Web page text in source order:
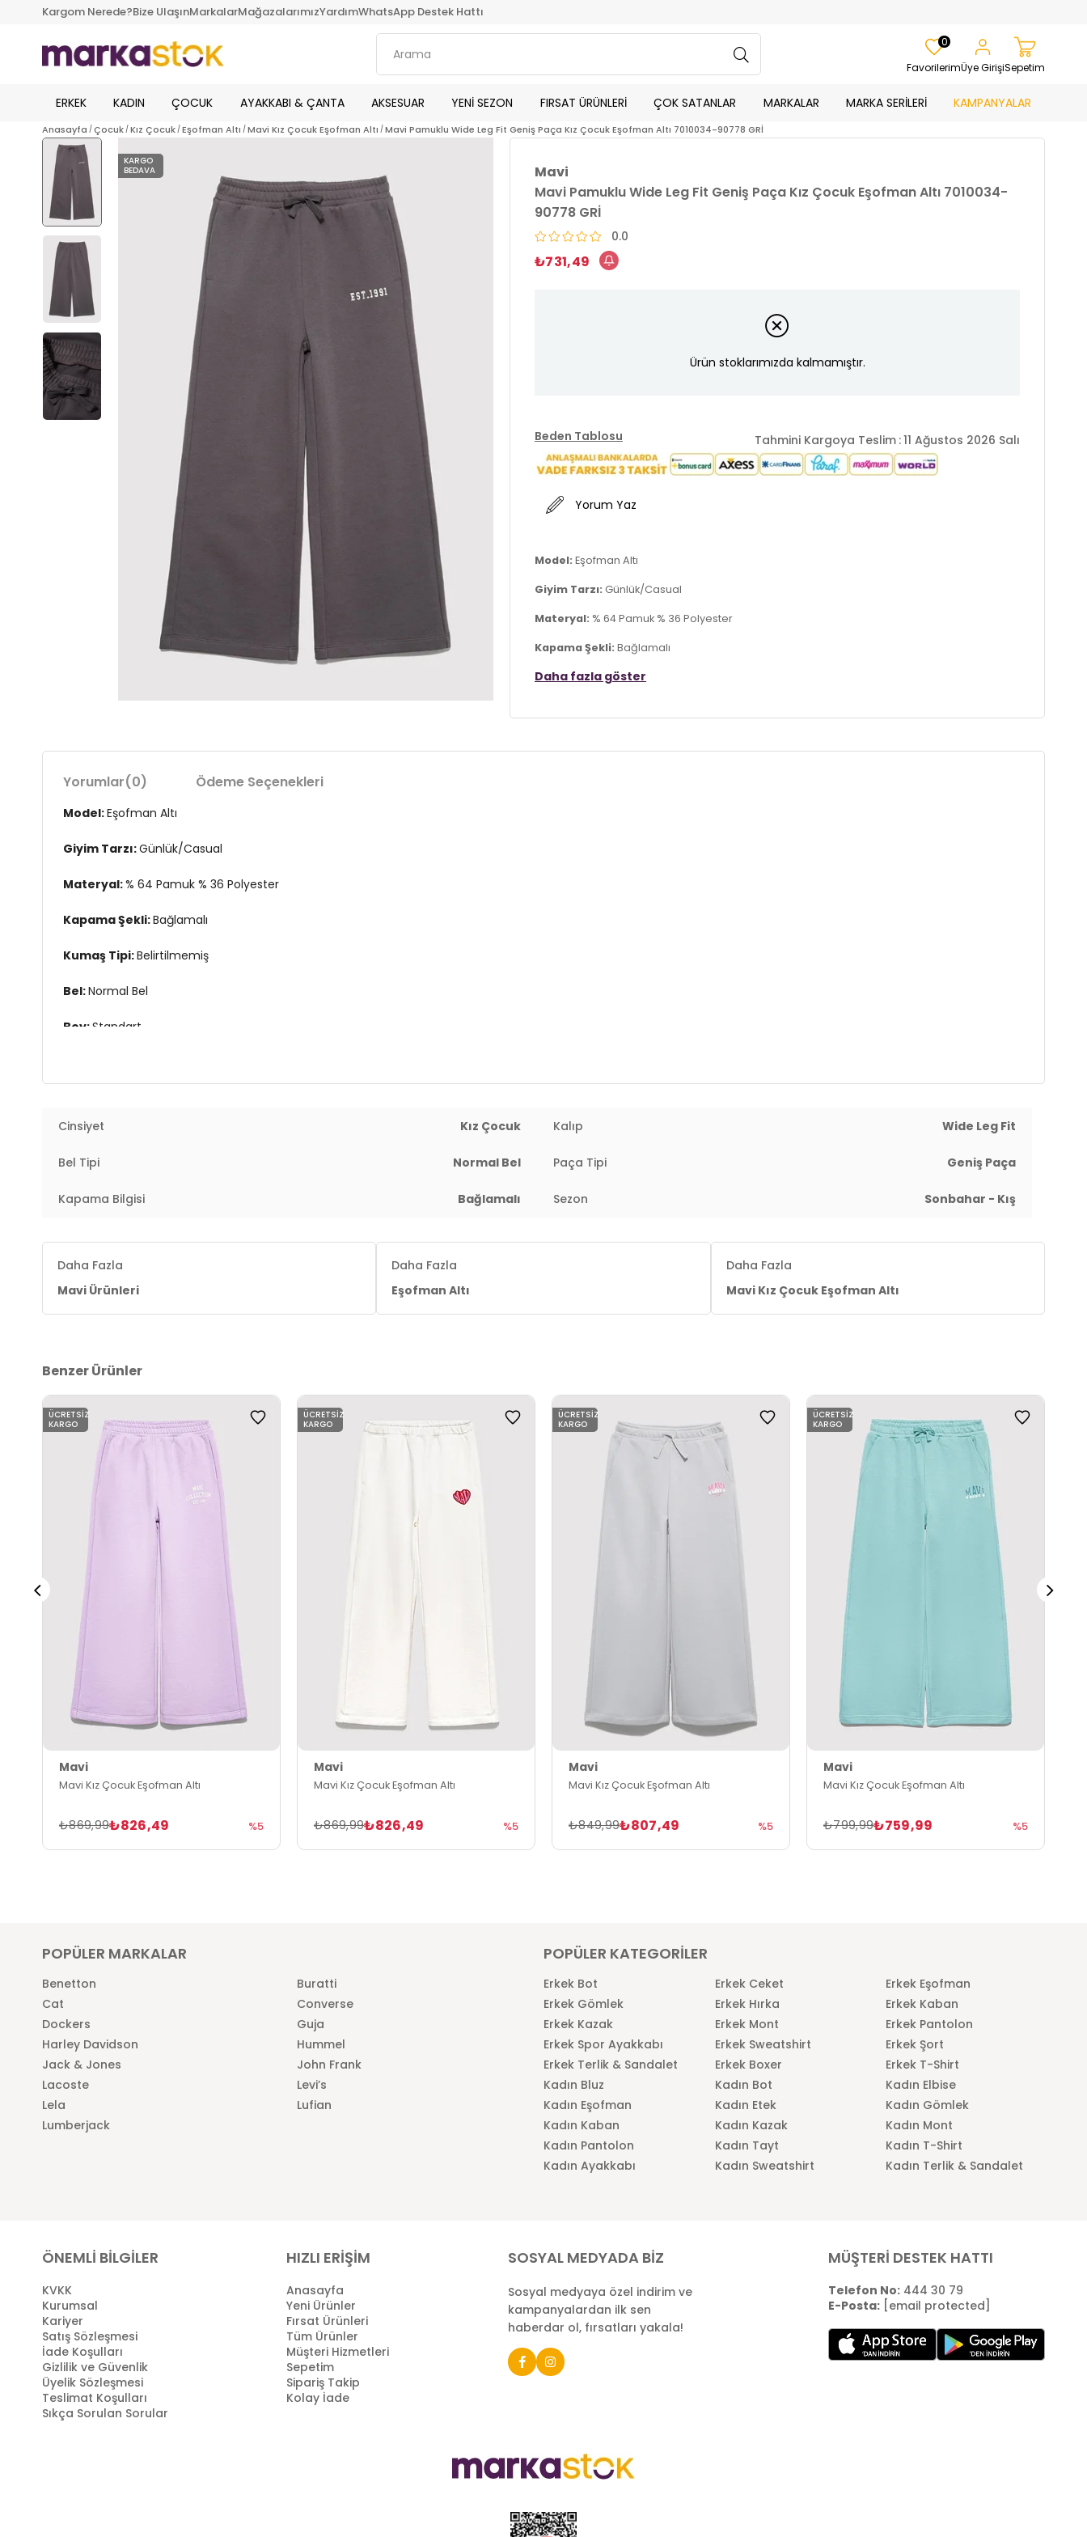
Kargom Nerede?Bize UlaşınMarkalarMağazalarımızYardımWhatsApp Destek Hattı
Favorilerim
0
Üye GirişiSepetim
ERKEK KADIN ÇOCUK AYAKKABI & ÇANTA AKSESUAR YENİ SEZON FIRSAT ÜRÜNLERİ ÇOK SATANLAR MARKALAR MARKA SERİLERİ KAMPANYALAR
Anasayfa Çocuk Kız Çocuk Eşofman Altı Mavi Kız Çocuk Eşofman Altı Mavi Pamuklu Wide Leg Fit Geniş Paça Kız Çocuk Eşofman Altı 7010034-90778 GRİ
KARGO
BEDAVA
Mavi
Mavi Pamuklu Wide Leg Fit Geniş Paça Kız Çocuk Eşofman Altı 7010034-
90778 GRİ
0.0
₺731,49
Ürün stoklarımızda kalmamıştır.
Beden Tablosu Tahmini Kargoya Teslim :11 Ağustos 2026 Salı
Yorum Yaz
Model: Eşofman Altı
Giyim Tarzı: Günlük/Casual
Materyal: % 64 Pamuk % 36 Polyester
Kapama Şekli: Bağlamalı
Kumaş Tipi: Belirtilmemiş
Daha fazla göster
Yorumlar(0) Ödeme Seçenekleri
Model:Eşofman Altı
Giyim Tarzı:Günlük/Casual
Materyal:% 64 Pamuk % 36 Polyester
Kapama Şekli:Bağlamalı
Kumaş Tipi:Belirtilmemiş
Bel:Normal Bel
Boy:Standart
Yaş Grubu:
Menşei:
Cinsiyet Kız Çocuk Kalıp Wide Leg Fit
Bel Tipi Normal Bel Paça Tipi Geniş Paça
Kapama Bilgisi Bağlamalı Sezon Sonbahar - Kış
Daha Fazla
Mavi Ürünleri
Daha Fazla
Eşofman Altı
Daha Fazla
Mavi Kız Çocuk Eşofman Altı
Benzer Ürünler
Mavi
Mavi Kız Çocuk Eşofman Altı
₺826,49
₺869,99 %5
ÜCRETSIZ
KARGO
Mavi
Mavi Kız Çocuk Eşofman Altı
₺826,49
₺869,99 %5
ÜCRETSIZ
KARGO
Mavi
Mavi Kız Çocuk Eşofman Altı
₺807,49
₺849,99 %5
ÜCRETSIZ
KARGO
Mavi
Mavi Kız Çocuk Eşofman Altı
₺759,99
₺799,99 %5
ÜCRETSIZ
KARGO
POPÜLER MARKALAR
Benetton
Buratti
Cat
Converse
Dockers
Guja
Harley Davidson
Hummel
Jack & Jones
John Frank
Lacoste
Levi’s
Lela
Lufian
Lumberjack
POPÜLER KATEGORİLER
Erkek Bot Erkek Ceket
Erkek Eşofman
Erkek Gömlek
Erkek Hırka
Erkek Kaban
Erkek Kazak
Erkek Mont
Erkek Pantolon
Erkek Spor Ayakkabı
Erkek Sweatshirt
Erkek Şort
Erkek Terlik & Sandalet
Erkek Boxer
Erkek T-Shirt
Kadın Bluz
Kadın Bot
Kadın Elbise
Kadın Eşofman
Kadın Etek
Kadın Gömlek
Kadın Kaban
Kadın Kazak
Kadın Mont
Kadın Pantolon
Kadın Tayt
Kadın T-Shirt
Kadın Ayakkabı
Kadın Sweatshirt Kadın Terlik & Sandalet
ÖNEMLİ BİLGİLER
KVKK
Kurumsal
Kariyer
Satış Sözleşmesi
İade Koşulları
Gizlilik ve Güvenlik
Üyelik Sözleşmesi
Teslimat Koşulları
Sıkça Sorulan Sorular
HIZLI ERİŞİM
Anasayfa
Yeni Ürünler
Fırsat Ürünleri
Tüm Ürünler
Müşteri Hizmetleri
Sepetim
Sipariş Takip
Kolay İade
SOSYAL MEDYADA BİZ
Sosyal medyaya özel indirim ve
kampanyalardan ilk sen
haberdar ol, fırsatları yakala!
MÜŞTERİ DESTEK HATTI
Telefon No:444 30 79
E-Posta: [email protected]